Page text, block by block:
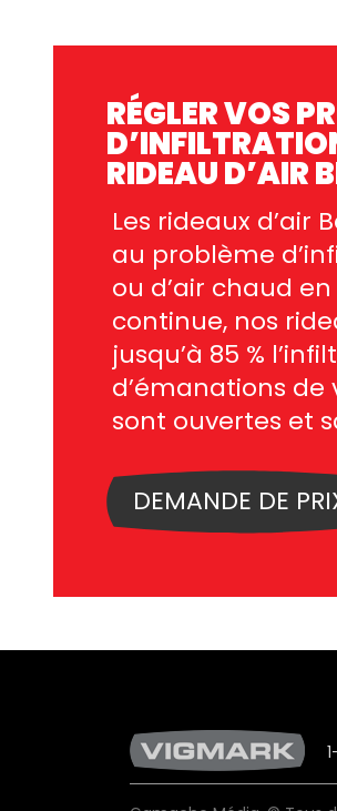
RÉGLER VOS
RIDEAU D’AIR
Les rideaux d’air
au problème
ou d’air chaud
continue, nos
jusqu’à 85 %
d’émanations
sont ouvertes et
DEMANDE DE